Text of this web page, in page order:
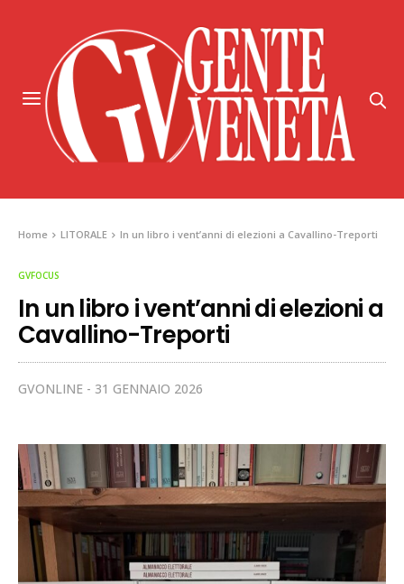
Home LITORALE In un libro i vent’anni di elezioni a Cavallino-Treporti
GVFOCUS
In un libro i vent’anni di elezioni a
Cavallino-Treporti
GVONLINE 31 GENNAIO 2026